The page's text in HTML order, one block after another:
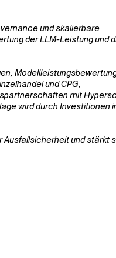
und skalierbare
der LLM-Leistung und
und CPG,
mit
wird durch Investitionen
Ausfallsicherheit und stärkt